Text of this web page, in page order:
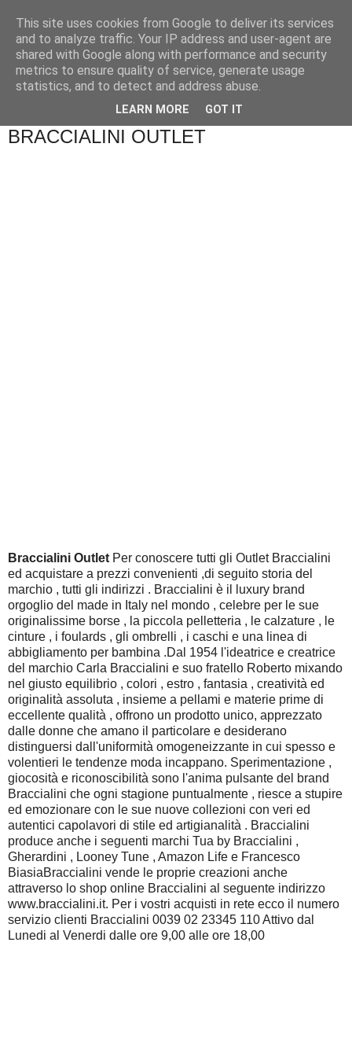
BRACCIALINI OUTLET
Braccialini Outlet Per conoscere tutti gli Outlet Braccialini
ed acquistare a prezzi convenienti ,di seguito storia del
marchio , tutti gli indirizzi . Braccialini è il luxury brand
orgoglio del made in Italy nel mondo , celebre per le sue
originalissime borse , la piccola pelletteria , le calzature , le
cinture , i foulards , gli ombrelli , i caschi e una linea di
abbigliamento per bambina .Dal 1954 l'ideatrice e creatrice
del marchio Carla Braccialini e suo fratello Roberto mixando
nel giusto equilibrio , colori , estro , fantasia , creatività ed
originalità assoluta , insieme a pellami e materie prime di
eccellente qualità , offrono un prodotto unico, apprezzato
dalle donne che amano il particolare e desiderano
distinguersi dall'uniformità omogeneizzante in cui spesso e
volentieri le tendenze moda incappano. Sperimentazione ,
giocosità e riconoscibilità sono l'anima pulsante del brand
Braccialini che ogni stagione puntualmente , riesce a stupire
ed emozionare con le sue nuove collezioni con veri ed
autentici capolavori di stile ed artigianalità . Braccialini
produce anche i seguenti marchi Tua by Braccialini ,
Gherardini , Looney Tune , Amazon Life e Francesco
BiasiaBraccialini vende le proprie creazioni anche
attraverso lo shop online Braccialini al seguente indirizzo
www.braccialini.it. Per i vostri acquisti in rete ecco il numero
servizio clienti Braccialini 0039 02 23345 110 Attivo dal
Lunedi al Venerdi dalle ore 9,00 alle ore 18,00
This site uses cookies from Google to deliver its services
and to analyze traffic. Your IP address and user-agent are
shared with Google along with performance and security
metrics to ensure quality of service, generate usage
statistics, and to detect and address abuse.
LEARN MORE GOT IT